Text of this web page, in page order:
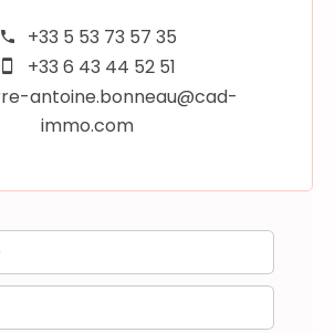
+33 5 53 73 57 35
+33 6 43 44 52 51
antoine.bonneau@cad-
immo.com